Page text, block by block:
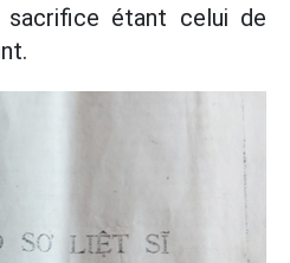
étant celui de